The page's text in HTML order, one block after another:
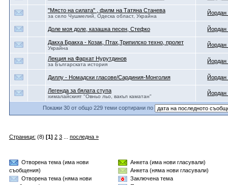
"Място на силата" , филм на Татяна Станева
за село Чушмелий, Одеска област, Украйна
Доле моя доле, казашка песен, Стефко
Дакха Бракха - Козак, Птах,Трипилско техно, пролет
Украйна
Лекция на Фархат Нурутдинов
за Българската история
Диллу - Номадски гласове/Сардиния-Монголия
Легенда за бялата ступа
хималайският "Овньо льо, вакъл каматан"
Покажи 30 от общо 229 теми сортирани по
Страници: (8) [1] 2 3... последна »
Отворена тема (има нови
съобщения)
Отворена тема (няма нови
Анкета (има нови гласували)
Анкета (няма нови гласували)
Заключена тема